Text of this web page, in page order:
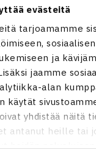
evästeitä
tarjoamamme
ja
jaamme
alan
käytät
yhdistää näitä
antanut heille tai
kohtaavat
Griffinin.
(4.kateg.)
Ruotsi
– Karl
(7.) – Filip